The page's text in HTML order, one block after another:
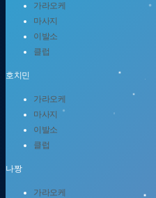
가라오케
마사지
이발소
클럽
호치민
가라오케
마사지
이발소
클럽
나짱
가라오케